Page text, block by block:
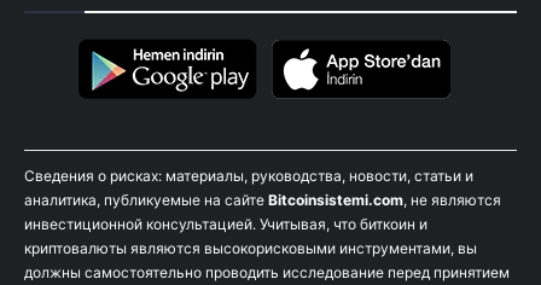
Сведения о рисках: материалы, руководства, новости, статьи и
аналитика, публикуемые на сайте Bitcoinsistemi.com, не являются
инвестиционной консультацией. Учитывая, что биткоин и
криптовалюты являются высокорисковыми инструментами, вы
должны самостоятельно проводить исследование перед принятием